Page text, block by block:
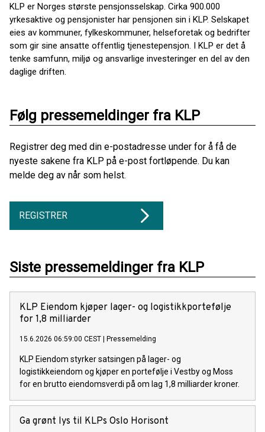
KLP er Norges største pensjonsselskap. Cirka 900.000
yrkesaktive og pensjonister har pensjonen sin i KLP. Selskapet
eies av kommuner, fylkeskommuner, helseforetak og bedrifter
som gir sine ansatte offentlig tjenestepensjon. I KLP er det å
tenke samfunn, miljø og ansvarlige investeringer en del av den
daglige driften.
Følg pressemeldinger fra KLP
Registrer deg med din e-postadresse under for å få de
nyeste sakene fra KLP på e-post fortløpende. Du kan
melde deg av når som helst.
REGISTRER
Siste pressemeldinger fra KLP
KLP Eiendom kjøper lager- og logistikkportefølje
for 1,8 milliarder
15.6.2026 06:59:00 CEST Pressemelding
KLP Eiendom styrker satsingen på lager- og
logistikkeiendom og kjøper en portefølje i Vestby og Moss
for en brutto eiendomsverdi på om lag 1,8 milliarder kroner.
Ga grønt lys til KLPs Oslo Horisont